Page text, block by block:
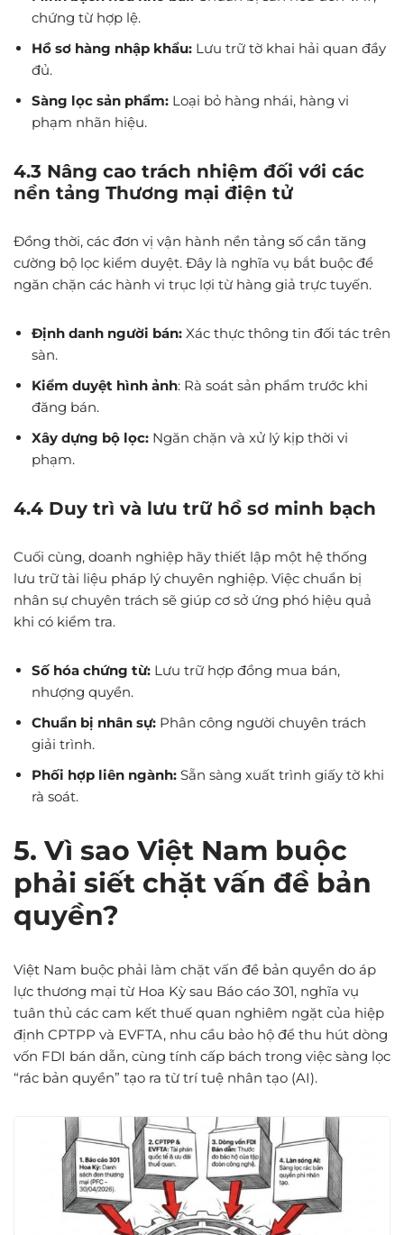
chứng từ hợp lệ.
Hồ sơ hàng nhập khẩu: Lưu trữ tờ khai hải quan đầy
đủ.
Sàng lọc sản phẩm: Loại bỏ hàng nhái, hàng vi
phạm nhãn hiệu.
4.3 Nâng cao trách nhiệm đối với các
nền tảng Thương mại điện tử
Đồng thời, các đơn vị vận hành nền tảng số cần tăng
cường bộ lọc kiểm duyệt. Đây là nghĩa vụ bắt buộc để
ngăn chặn các hành vi trục lợi từ hàng giả trực tuyến.
Định danh người bán: Xác thực thông tin đối tác trên
sàn.
Kiểm duyệt hình ảnh: Rà soát sản phẩm trước khi
đăng bán.
Xây dựng bộ lọc: Ngăn chặn và xử lý kịp thời vi
phạm.
4.4 Duy trì và lưu trữ hồ sơ minh bạch
Cuối cùng, doanh nghiệp hãy thiết lập một hệ thống
lưu trữ tài liệu pháp lý chuyên nghiệp. Việc chuẩn bị
nhân sự chuyên trách sẽ giúp cơ sở ứng phó hiệu quả
khi có kiểm tra.
Số hóa chứng từ: Lưu trữ hợp đồng mua bán,
nhượng quyền.
Chuẩn bị nhân sự: Phân công người chuyên trách
giải trình.
Phối hợp liên ngành: Sẵn sàng xuất trình giấy tờ khi
rà soát.
5. Vì sao Việt Nam buộc
phải siết chặt vấn đề bản
quyền?
Việt Nam buộc phải làm chặt vấn đề bản quyền do áp
lực thương mại từ Hoa Kỳ sau Báo cáo 301, nghĩa vụ
tuân thủ các cam kết thuế quan nghiêm ngặt của hiệp
định CPTPP và EVFTA, nhu cầu bảo hộ để thu hút dòng
vốn FDI bán dẫn, cùng tính cấp bách trong việc sàng lọc
“rác bản quyền” tạo ra từ trí tuệ nhân tạo (AI).